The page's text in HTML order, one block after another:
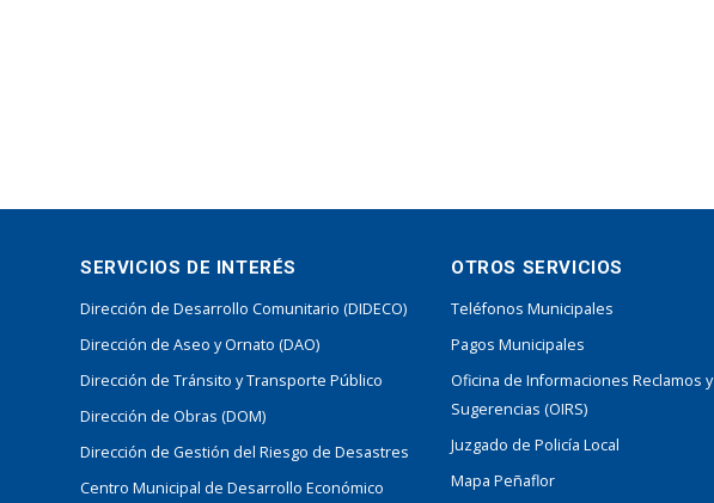
SERVICIOS DE INTERÉS
Dirección de Desarrollo Comunitario (DIDECO)
Dirección de Aseo y Ornato (DAO)
Dirección de Tránsito y Transporte Público
Dirección de Obras (DOM)
Dirección de Gestión del Riesgo de Desastres
Centro Municipal de Desarrollo Económico
OTROS SERVICIOS
Teléfonos Municipales
Pagos Municipales
Oficina de Informaciones Reclamos y
Sugerencias (OIRS)
Juzgado de Policía Local
Mapa Peñaflor